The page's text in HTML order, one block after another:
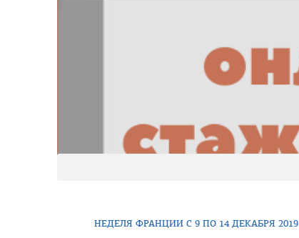
НЕДЕЛЯ ФРАНЦИИ С 9 ПО 14 ДЕКАБРЯ 2019